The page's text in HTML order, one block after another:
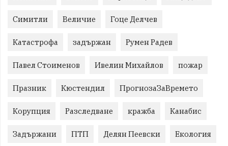
Симитли Величие Гоце Делчев
Катастрофа задържан Румен Радев
Павел Стоименов Ивелин Михайлов пожар
Празник Кюстендил ПрогнозаЗаВремето
Корупция Разследване кражба Канабис
Задържани ПТП Делян Пеевски Екология